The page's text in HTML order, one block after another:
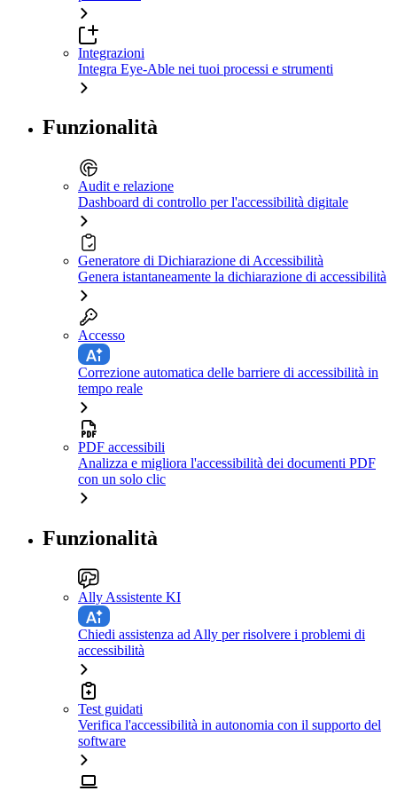
Integrazioni
Integra Eye-Able nei tuoi processi e strumenti
Funzionalità
Audit e relazione
Dashboard di controllo per l'accessibilità digitale
Generatore di Dichiarazione di Accessibilità
Genera istantaneamente la dichiarazione di accessibilità
Accesso
Correzione automatica delle barriere di accessibilità in
tempo reale
PDF accessibili
Analizza e migliora l'accessibilità dei documenti PDF
con un solo clic
Funzionalità
Ally Assistente KI
Chiedi assistenza ad Ally per risolvere i problemi di
accessibilità
Test guidati
Verifica l'accessibilità in autonomia con il supporto del
software